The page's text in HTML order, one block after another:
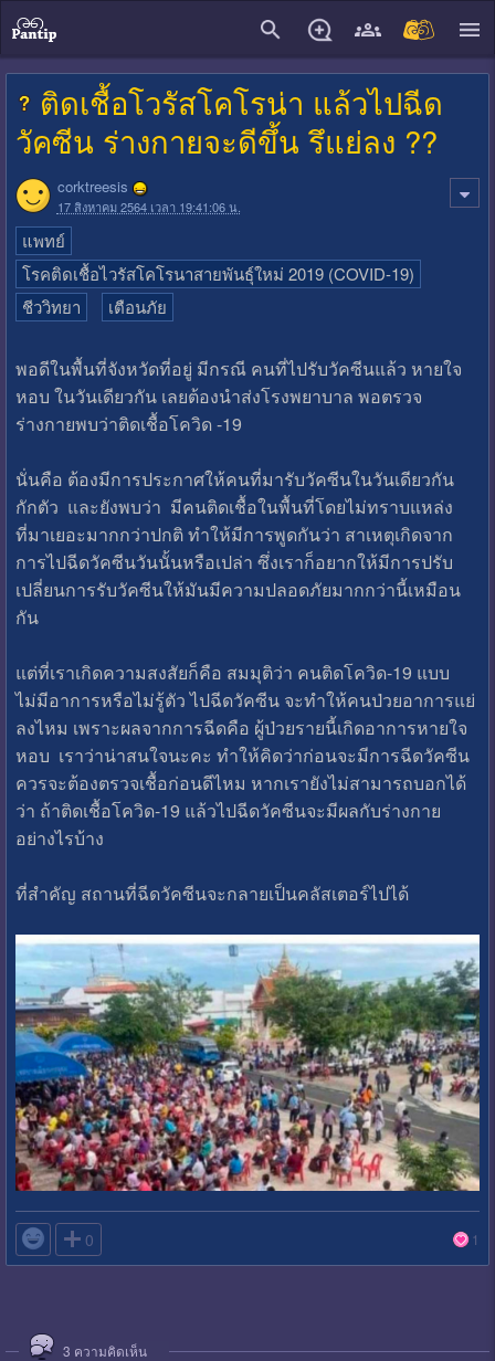
ติดเชื้อโวรัสโคโรน่า แล้วไปฉีด
วัคซีน ร่างกายจะดีขึ้น รึแย่ลง ??
corktreesis
17 สิงหาคม 2564 เวลา 19:41:06 น.
แพทย์
โรคติดเชื้อไวรัสโคโรนาสายพันธุ์ใหม่ 2019 (COVID-19)
ชีววิทยา
เตือนภัย
พอดีในพื้นที่จังหวัดที่อยู่ มีกรณี คนที่ไปรับวัคซีนแล้ว หายใจ
หอบ ในวันเดียวกัน เลยต้องนำส่งโรงพยาบาล พอตรวจ
ร่างกายพบว่าติดเชื้อโควิด -19
นั่นคือ ต้องมีการประกาศให้คนที่มารับวัคซีนในวันเดียวกัน
กักตัว และยังพบว่า มีคนติดเชื้อในพื้นที่โดยไม่ทราบแหล่ง
ที่มาเยอะมากกว่าปกติ ทำให้มีการพูดกันว่า สาเหตุเกิดจาก
การไปฉีดวัคซีนวันนั้นหรือเปล่า ซึ่งเราก็อยากให้มีการปรับ
เปลี่ยนการรับวัคซีนให้มันมีความปลอดภัยมากกว่านี้เหมือน
กัน
แต่ที่เราเกิดความสงสัยก็คือ สมมุติว่า คนติดโควิด-19 แบบ
ไม่มีอาการหรือไม่รู้ตัว ไปฉีดวัคซีน จะทำให้คนป่วยอาการแย่
ลงไหม เพราะผลจากการฉีดคือ ผู้ป่วยรายนี้เกิดอาการหายใจ
หอบ เราว่าน่าสนใจนะคะ ทำให้คิดว่าก่อนจะมีการฉีดวัคซีน
ควรจะต้องตรวจเชื้อก่อนดีไหม หากเรายังไม่สามารถบอกได้
ว่า ถ้าติดเชื้อโควิด-19 แล้วไปฉีดวัคซีนจะมีผลกับร่างกาย
อย่างไรบ้าง
ที่สำคัญ สถานที่ฉีดวัคซีนจะกลายเป็นคลัสเตอร์ไปได้
 0 1
3 ความคิดเห็น
close